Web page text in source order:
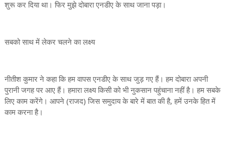
शुरू कर दिया था। फिर मुझे दोबारा एनडीए के साथ जाना पड़ा।
सबको साथ में लेकर चलने का लक्ष्य
नीतीश कुमार ने कहा कि हम वापस एनडीए के साथ जुड़ गए हैं। हम दोबारा अपनी
पुरानी जगह पर आए हैं। हमारा लक्ष्य किसी को भी नुकसान पहुंचाना नहीं है। हम सबके
लिए काम करेंगे। आपने (राजद) जिस समुदाय के बारे में बात की है, हमें उनके हित में
काम करना है।